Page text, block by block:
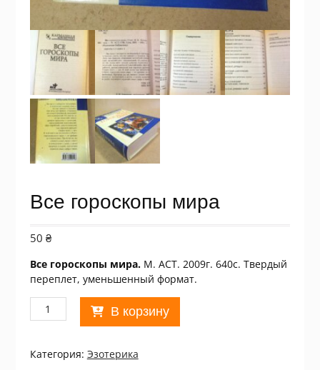
Все гороскопы мира
50 ₴
Все гороскопы мира. М. АСТ. 2009г. 640с. Твердый
переплет, уменьшенный формат.
Количество
товара
гороскопы
В корзину
Категория: Эзотерика